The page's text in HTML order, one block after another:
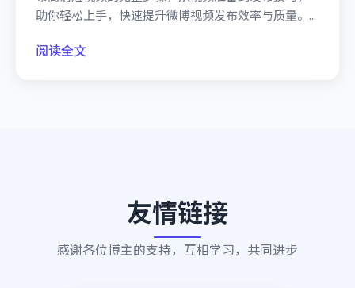
助你轻松上手，快速提升微博视频发布效率与质量。...
阅读全文
友情链接
感谢各位博主的支持，互相学习，共同进步